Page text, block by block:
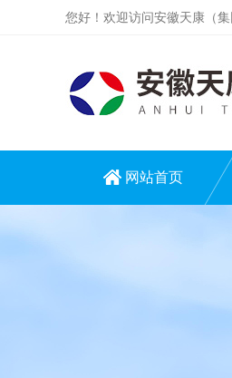
您好！欢迎访问安徽天康（
网站首页